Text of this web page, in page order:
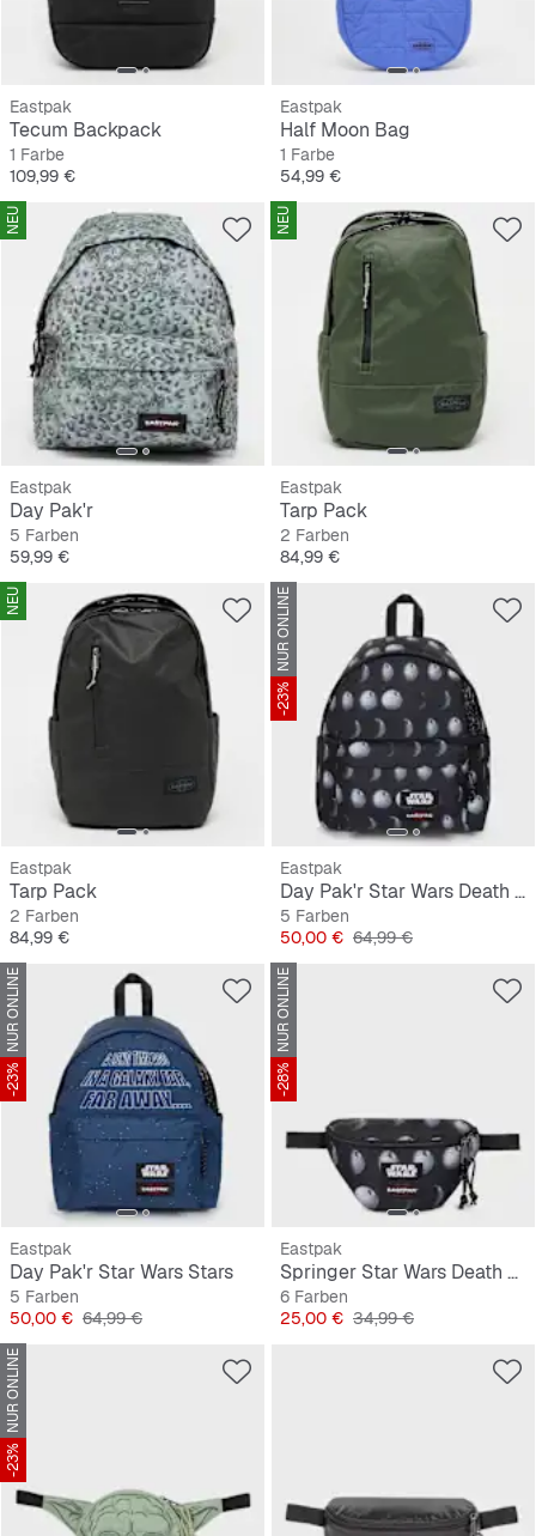
Eastpak
Tecum Backpack
1 Farbe
Preis
109,99 €
Eastpak
Half Moon Bag
1 Farbe
Preis
54,99 €
NEU
Eastpak
Day Pak'r
5 Farben
Preis
59,99 €
NEU
Eastpak
Tarp Pack
2 Farben
Preis
84,99 €
NEU
Eastpak
Tarp Pack
2 Farben
Preis
84,99 €
NUR ONLINE
-23%
Eastpak
Day Pak'r Star Wars Death Star
5 Farben
Preis
50,00 € Originalpreis
64,99 €
NUR ONLINE
-23%
Eastpak
Day Pak'r Star Wars Stars
5 Farben
Preis
50,00 € Originalpreis
64,99 €
NUR ONLINE
-28%
Eastpak
Springer Star Wars Death Star
6 Farben
Preis
25,00 € Originalpreis
34,99 €
NUR ONLINE
-23%